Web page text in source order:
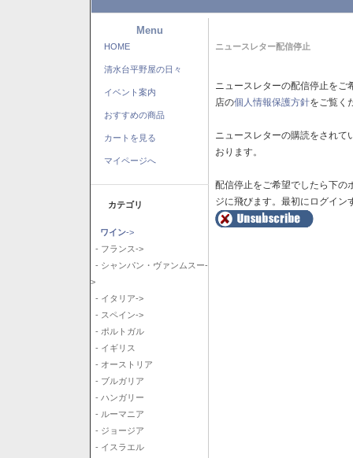
Menu
HOME
清水台平野屋の日々
イベント案内
おすすめの商品
カートを見る
マイページへ
カテゴリ
ワイン->
- フランス->
- シャンパン・ヴァンムスー-
>
- イタリア->
- スペイン->
- ポルトガル
- イギリス
- オーストリア
- ブルガリア
- ハンガリー
- ルーマニア
- ジョージア
- イスラエル
ニュースレター配信停止
ニュースレターの配信停止を
店の個人情報保護方針をご覧く
ニュースレターの購読をされ
おります。
配信停止をご希望でしたら下の
ジに飛びます。最初にログイン